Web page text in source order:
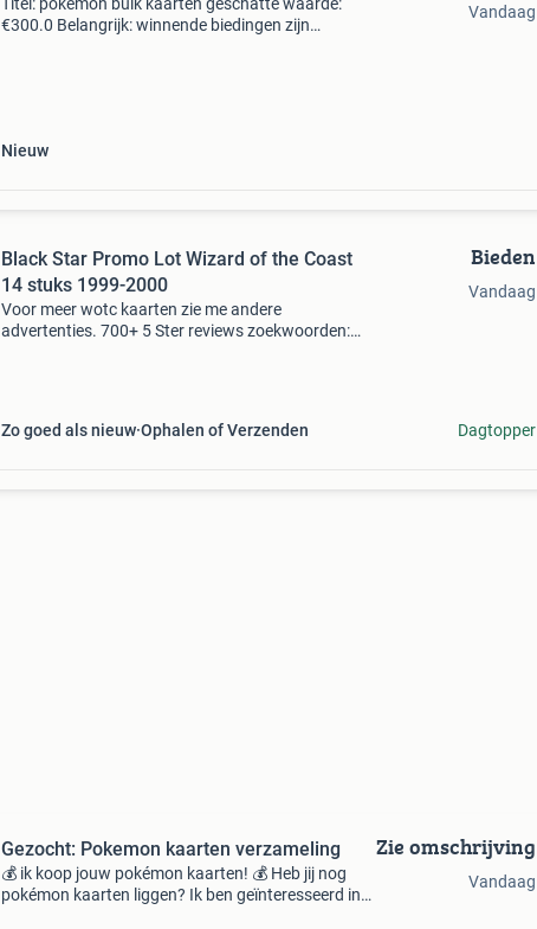
€300.0 Belangrijk: winnende biedingen zijn
Nieuw
Vandaag
Black Star Promo Lot Wizard of the Coast
14 stuks 1999-2000
Voor meer wotc kaarten zie me andere
advertenties. 700+ 5 Ster reviews zoekwoorden:
Zo goed als nieuw Ophalen of Verzenden
Bieden
Vandaag
Dagtopper
Gezocht: Pokemon kaarten verzameling
💰 ik koop jouw pokémon kaarten! 💰 Heb jij nog
pokémon kaarten liggen? Ik ben geïnteresseerd in
Zie omschrijving
Vandaag